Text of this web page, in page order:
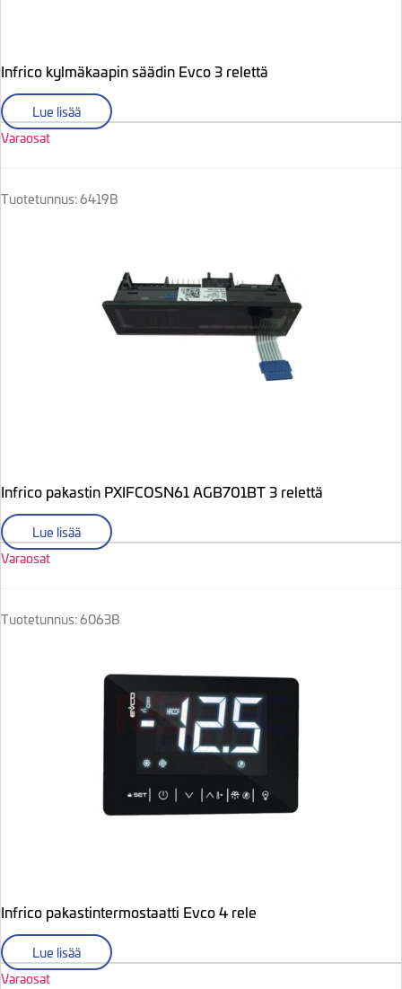
Infrico kylmäkaapin säädin Evco 3 relettä
Lue lisää
Varaosat
Tuotetunnus: 6419B
Infrico pakastin PXIFCOSN61 AGB701BT 3 relettä
Lue lisää
Varaosat
Tuotetunnus: 6063B
Infrico pakastintermostaatti Evco 4 rele
Lue lisää
Varaosat